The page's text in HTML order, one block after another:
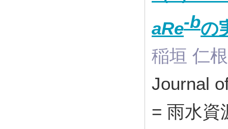
aRe-bの
稲垣 仁
Journal
= 雨水